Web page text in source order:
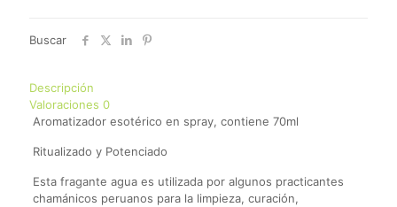
Buscar
Descripción
Valoraciones 0
Aromatizador esotérico en spray, contiene 70ml
Ritualizado y Potenciado
Esta fragante agua es utilizada por algunos practicantes
chamánicos peruanos para la limpieza, curación,